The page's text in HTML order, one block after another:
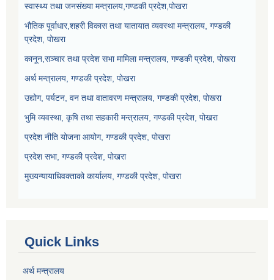
स्वास्थ्य तथा जनसंख्या मन्त्रालय,गण्डकी प्रदेश,पोखरा
भौतिक पूर्वाधार,शहरी विकास तथा यातायात व्यवस्था मन्त्रालय, गण्डकी
प्रदेश, पोखरा
कानून,सञ्चार तथा प्रदेश सभा मामिला मन्त्रालय, गण्डकी प्रदेश, पोखरा
अर्थ मन्त्रालय, गण्डकी प्रदेश, पोखरा
उद्योग, पर्यटन, वन तथा वातावरण मन्त्रालय, गण्डकी प्रदेश, पोखरा
भुमि व्यवस्था, कृषि तथा सहकारी मन्त्रालय, गण्डकी प्रदेश, पोखरा
प्रदेश नीति योजना आयोग, गण्डकी प्रदेश, पोखरा
प्रदेश सभा, गण्डकी प्रदेश, पोखरा
मुख्यन्यायाधिवक्ताको कार्यालय, गण्डकी प्रदेश, पोखरा
Quick Links
अर्थ मन्त्रालय